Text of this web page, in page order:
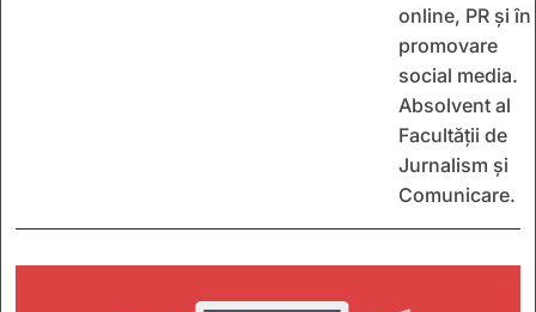
online, PR și în
promovare
social media.
Absolvent al
Facultății de
Jurnalism și
Comunicare.